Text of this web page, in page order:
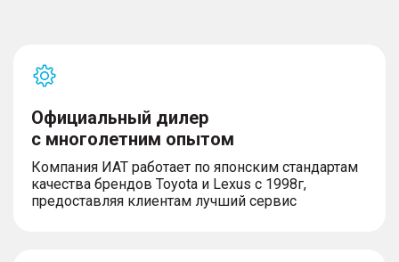
Официальный дилер
с многолетним опытом
Компания ИАТ работает по японским стандартам
качества брендов Toyota и Lexus с 1998г,
предоставляя клиентам лучший сервис